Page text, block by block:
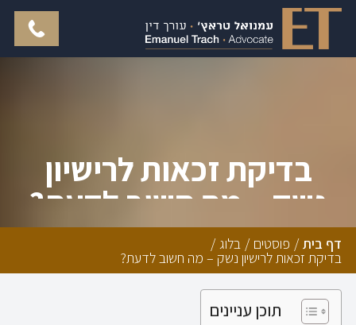
בדיקת זכאות לרישיון
נשק – מה חשוב לדעת?
דף בית / פוסטים / בלוג /
בדיקת זכאות לרישיון נשק – מה חשוב לדעת?
תוכן עניינים